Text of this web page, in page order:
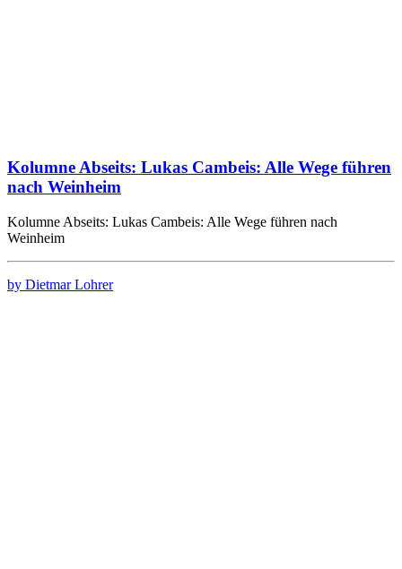
Kolumne Abseits: Lukas Cambeis: Alle Wege führen
nach Weinheim
Kolumne Abseits: Lukas Cambeis: Alle Wege führen nach
Weinheim
by Dietmar Lohrer